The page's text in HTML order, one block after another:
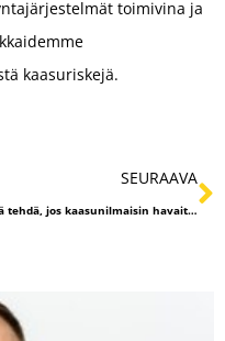
toimivina ja
kaasuriskejä.
SEURAAVA
Mitä tehdä, jos kaasunilmaisin havaitsee palavia kaasuja?